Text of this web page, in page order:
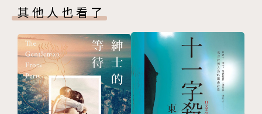
※ 名家推薦
‧《智族GQ》2012年度作家、70後最好小說家之一，
路內口碑最好的作品。
‧金宇澄、畢飛宇、施戰軍、周雲蓬、馮唐、走走、張
悅然、柏邦妮等眾多文藝範喜歡的作家。
其他人也看了